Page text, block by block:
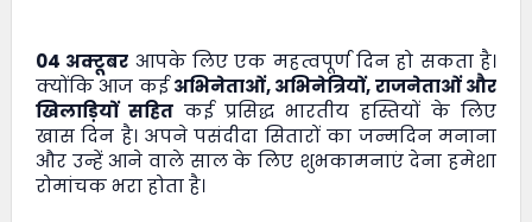
04 अक्टूबर आपके लिए एक महत्वपूर्ण दिन हो सकता है।
क्योंकि आज कईअभिनेताओं, अभिनेत्रियों, राजनेताओं और
खिलाड़ियों सहितकई प्रसिद्ध भारतीय हस्तियों के लिए
खास दिन है। अपने पसंदीदा सितारों का जन्मदिन मनाना
और उन्हें आने वाले साल के लिए शुभकामनाएं देना हमेशा
रोमांचक भरा होता है।